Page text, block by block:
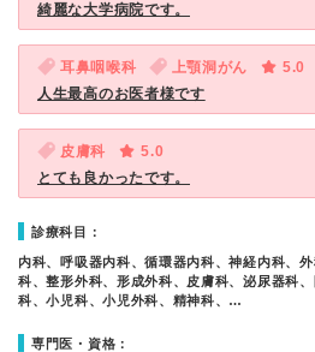
綺麗な大学病院です。
耳鼻咽喉科 上顎洞がん
5.0
人生最高のお医者様です
皮膚科
5.0
とても良かったです。
診療科目：
内科、呼吸器内科、循環器内科、神経内科、
科、整形外科、形成外科、皮膚科、泌尿器科
科、小児科、小児外科、精神科、…
専門医・資格：